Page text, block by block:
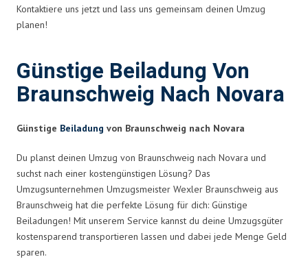
Kontaktiere uns jetzt und lass uns gemeinsam deinen Umzug
planen!
Günstige Beiladung Von
Braunschweig Nach Novara
Günstige Beiladung von Braunschweig nach Novara
Du planst deinen Umzug von Braunschweig nach Novara und
suchst nach einer kostengünstigen Lösung? Das
Umzugsunternehmen Umzugsmeister Wexler Braunschweig aus
Braunschweig hat die perfekte Lösung für dich: Günstige
Beiladungen! Mit unserem Service kannst du deine Umzugsgüter
kostensparend transportieren lassen und dabei jede Menge Geld
sparen.